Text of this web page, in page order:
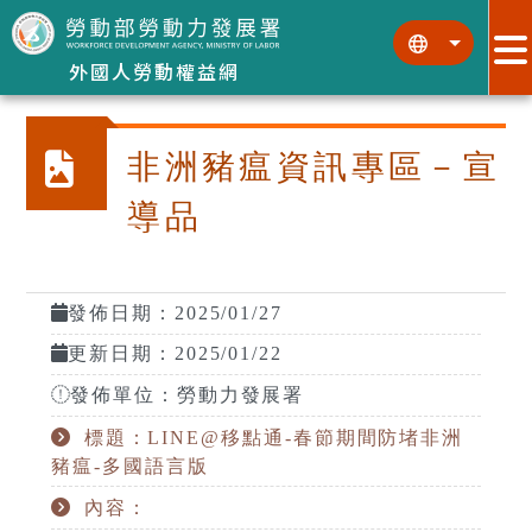
跳到主要內容區塊
外國人勞動權益網
::: :::
非洲豬瘟資訊專區－宣
導品
發佈日期：2025/01/27
更新日期：2025/01/22
發佈單位：勞動力發展署
標題：LINE@移點通-春節期間防堵非洲
豬瘟-多國語言版
內容：